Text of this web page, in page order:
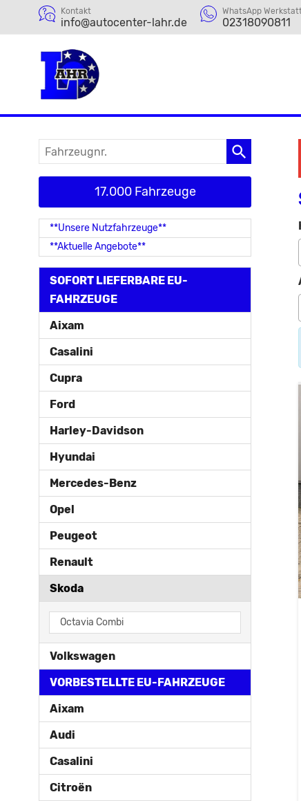
Kontakt
info@autocenter-lahr.de
WhatsApp
02318090811
Fahrzeugnr.
17.000 Fahrzeuge
**Unsere Nutzfahrzeuge**
**Aktuelle Angebote**
SOFORT LIEFERBARE EU-
FAHRZEUGE
Aixam
Casalini
Cupra
Ford
Harley-Davidson
Hyundai
Mercedes-Benz
Opel
Peugeot
Renault
Skoda
Octavia Combi
Volkswagen
VORBESTELLTE EU-FAHRZEUGE
Aixam
Audi
Casalini
Citroën